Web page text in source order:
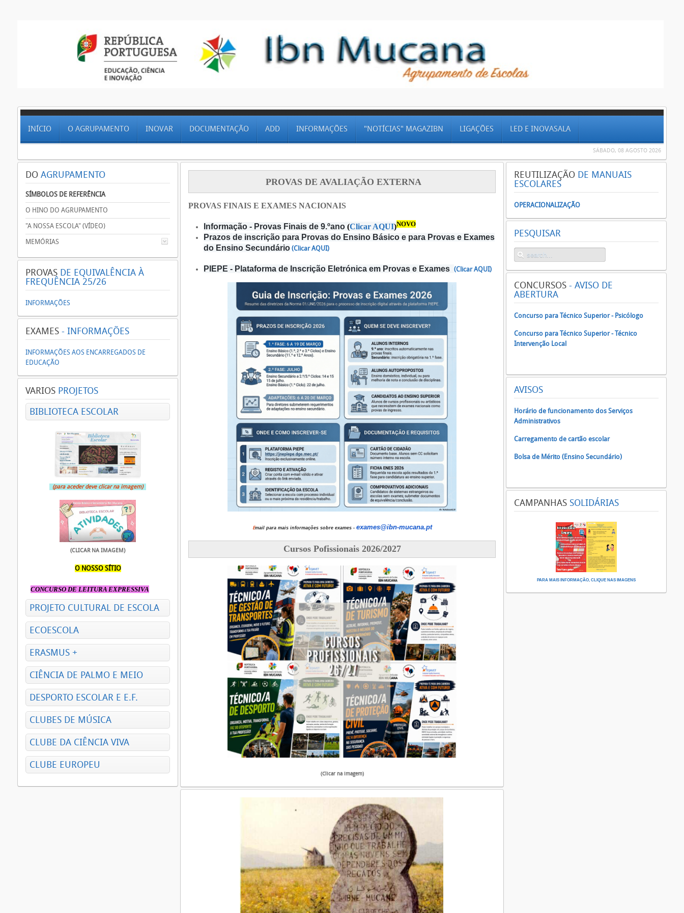
INÍCIO O AGRUPAMENTO INOVAR DOCUMENTAÇÃO ADD INFORMAÇÕES "NOTÍCIAS" MAGAZIBN LIGAÇÕES LED E INOVASALA
SÁBADO, 08 AGOSTO 2026
PROVAS DE AVALIAÇÃO EXTERNA
PROVAS FINAIS E EXAMES NACIONAIS
Informação - Provas Finais de 9.ºano (Clicar AQUI)NOVO
Prazos de inscrição para Provas do Ensino Básico e para Provas e Exames
do Ensino Secundário (Clicar AQUI)
PIEPE - Plataforma de Inscrição Eletrónica em Provas e Exames (Clicar AQUI)
Email para mais informações sobre exames - exames@ibn-mucana.pt
Cursos Pofissionais 2026/2027
(Clicar na imagem)
DO AGRUPAMENTO
SÍMBOLOS DE REFERÊNCIA
O HINO DO AGRUPAMENTO
"A NOSSA ESCOLA" (VÍDEO)
MEMÓRIAS
PROVAS DE EQUIVALÊNCIA À
FREQUÊNCIA 25/26
INFORMAÇÕES
EXAMES - INFORMAÇÕES
INFORMAÇÕES AOS ENCARREGADOS DE
EDUCAÇÃO
VARIOS PROJETOS
BIBLIOTECA ESCOLAR
(para aceder deve clicar na imagem)
(CLICAR NA IMAGEM)
O NOSSO SÍTIO
CONCURSO DE LEITURA EXPRESSIVA
PROJETO CULTURAL DE ESCOLA
ECOESCOLA
ERASMUS +
CIÊNCIA DE PALMO E MEIO
DESPORTO ESCOLAR E E.F.
CLUBES DE MÚSICA
CLUBE DA CIÊNCIA VIVA
CLUBE EUROPEU
REUTILIZAÇÃO DE MANUAIS
ESCOLARES
OPERACIONALIZAÇÃO
PESQUISAR
CONCURSOS - AVISO DE
ABERTURA
Concurso para Técnico Superior - Psicólogo
Concurso para Técnico Superior - Técnico
Intervenção Local
AVISOS
Horário de funcionamento dos Serviços
Administrativos
Carregamento de cartão escolar
Bolsa de Mérito (Ensino Secundário)
CAMPANHAS SOLIDÁRIAS
PARA MAIS INFORMAÇÃO, CLIQUE NAS IMAGENS